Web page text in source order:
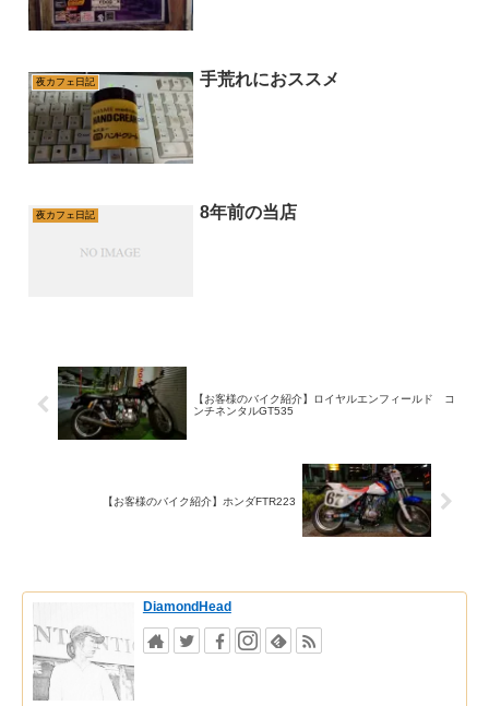
夜カフェ日記 手荒れにおススメ
夜カフェ日記 8年前の当店
【お客様のバイク紹介】ロイヤルエンフィールド コ
ンチネンタルGT535
【お客様のバイク紹介】ホンダFTR223
DiamondHead